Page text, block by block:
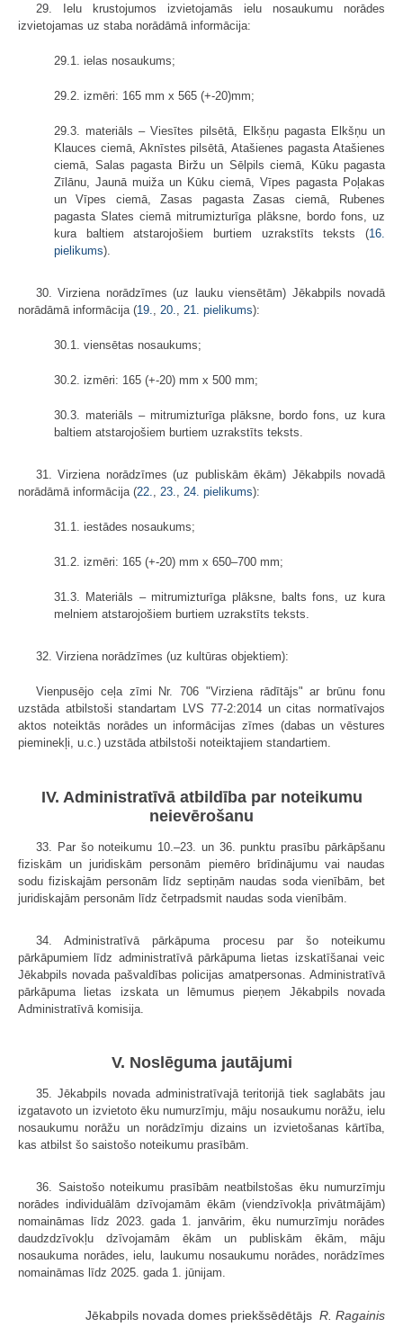
29. Ielu krustojumos izvietojamās ielu nosaukumu norādes
izvietojamas uz staba norādāmā informācija:
29.1. ielas nosaukums;
29.2. izmēri: 165 mm x 565 (+-20)mm;
29.3. materiāls – Viesītes pilsētā, Elkšņu pagasta Elkšņu un
Klauces ciemā, Aknīstes pilsētā, Atašienes pagasta Atašienes
ciemā, Salas pagasta Biržu un Sēlpils ciemā, Kūku pagasta
Zīlānu, Jaunā muiža un Kūku ciemā, Vīpes pagasta Poļakas
un Vīpes ciemā, Zasas pagasta Zasas ciemā, Rubenes
pagasta Slates ciemā mitrumizturīga plāksne, bordo fons, uz
kura baltiem atstarojošiem burtiem uzrakstīts teksts (16.
pielikums).
30. Virziena norādzīmes (uz lauku viensētām) Jēkabpils novadā
norādāmā informācija (19. 20. 21. pielikums):
30.1. viensētas nosaukums;
30.2. izmēri: 165 (+-20) mm x 500 mm;
30.3. materiāls – mitrumizturīga plāksne, bordo fons, uz kura
baltiem atstarojošiem burtiem uzrakstīts teksts.
31. Virziena norādzīmes (uz publiskām ēkām) Jēkabpils novadā
norādāmā informācija (22. 23. 24. pielikums):
31.1. iestādes nosaukums;
31.2. izmēri: 165 (+-20) mm x 650–700 mm;
31.3. Materiāls – mitrumizturīga plāksne, balts fons, uz kura
melniem atstarojošiem burtiem uzrakstīts teksts.
32. Virziena norādzīmes (uz kultūras objektiem):
Vienpusējo ceļa zīmi Nr. 706 "Virziena rādītājs" ar brūnu fonu
uzstāda atbilstoši standartam LVS 77-2:2014 un citas normatīvajos
aktos noteiktās norādes un informācijas zīmes (dabas un vēstures
pieminekļi, u.c.) uzstāda atbilstoši noteiktajiem standartiem.
IV. Administratīvā atbildība par noteikumu
neievērošanu
33. Par šo noteikumu 10.–23. un 36. punktu prasību pārkāpšanu
fiziskām un juridiskām personām piemēro brīdinājumu vai naudas
sodu fiziskajām personām līdz septiņām naudas soda vienībām, bet
juridiskajām personām līdz četrpadsmit naudas soda vienībām.
34. Administratīvā pārkāpuma procesu par šo noteikumu
pārkāpumiem līdz administratīvā pārkāpuma lietas izskatīšanai veic
Jēkabpils novada pašvaldības policijas amatpersonas. Administratīvā
pārkāpuma lietas izskata un lēmumus pieņem Jēkabpils novada
Administratīvā komisija.
V. Noslēguma jautājumi
35. Jēkabpils novada administratīvajā teritorijā tiek saglabāts jau
izgatavoto un izvietoto ēku numurzīmju, māju nosaukumu norāžu, ielu
nosaukumu norāžu un norādzīmju dizains un izvietošanas kārtība,
kas atbilst šo saistošo noteikumu prasībām.
36. Saistošo noteikumu prasībām neatbilstošas ēku numurzīmju
norādes individuālām dzīvojamām ēkām (viendzīvokļa privātmājām)
nomaināmas līdz 2023. gada 1. janvārim, ēku numurzīmju norādes
daudzdzīvokļu dzīvojamām ēkām un publiskām ēkām, māju
nosaukuma norādes, ielu, laukumu nosaukumu norādes, norādzīmes
nomaināmas līdz 2025. gada 1. jūnijam.
Jēkabpils novada domes priekšsēdētājs R. Ragainis